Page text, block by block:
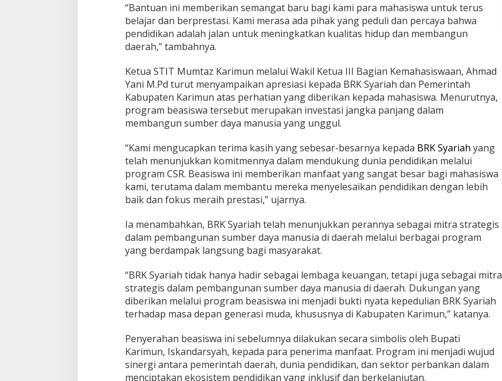
d
k
a
n
“Bantuan ini memberikan semangat baru bagi kami para mahasiswa untuk terus
belajar dan berprestasi. Kami merasa ada pihak yang peduli dan percaya bahwa
pendidikan adalah jalan untuk meningkatkan kualitas hidup dan membangun
daerah,” tambahnya.
Ketua STIT Mumtaz Karimun melalui Wakil Ketua III Bagian Kemahasiswaan, Ahmad
Yani M.Pd turut menyampaikan apresiasi kepada BRK Syariah dan Pemerintah
Kabupaten Karimun atas perhatian yang diberikan kepada mahasiswa. Menurutnya,
program beasiswa tersebut merupakan investasi jangka panjang dalam
membangun sumber daya manusia yang unggul.
“Kami mengucapkan terima kasih yang sebesar-besarnya kepada BRK Syariah yang
telah menunjukkan komitmennya dalam mendukung dunia pendidikan melalui
program CSR. Beasiswa ini memberikan manfaat yang sangat besar bagi mahasiswa
kami, terutama dalam membantu mereka menyelesaikan pendidikan dengan lebih
baik dan fokus meraih prestasi,” ujarnya.
Ia menambahkan, BRK Syariah telah menunjukkan perannya sebagai mitra strategis
dalam pembangunan sumber daya manusia di daerah melalui berbagai program
yang berdampak langsung bagi masyarakat.
“BRK Syariah tidak hanya hadir sebagai lembaga keuangan, tetapi juga sebagai mitra
strategis dalam pembangunan sumber daya manusia di daerah. Dukungan yang
diberikan melalui program beasiswa ini menjadi bukti nyata kepedulian BRK Syariah
terhadap masa depan generasi muda, khususnya di Kabupaten Karimun,” katanya.
Penyerahan beasiswa ini sebelumnya dilakukan secara simbolis oleh Bupati
Karimun, Iskandarsyah, kepada para penerima manfaat. Program ini menjadi wujud
sinergi antara pemerintah daerah, dunia pendidikan, dan sektor perbankan dalam
menciptakan ekosistem pendidikan yang inklusif dan berkelanjutan.